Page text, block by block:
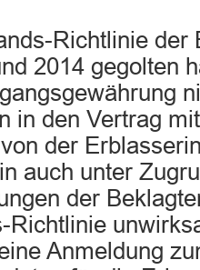
Richtlinie der
2014 gegolten
in den Vertrag
der
auch unter
der
Richtlinie
Anmeldung